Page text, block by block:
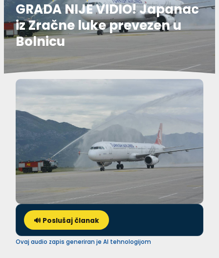
GRADA NIJE VIDIO! Japanac
iz Zračne luke prevezen u
Bolnicu
🔊 Poslušaj članak
Ovaj audio zapis generiran je AI tehnologijom